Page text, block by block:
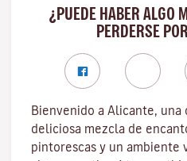
¿PUEDE HABER ALGO
PERDERSE
Bienvenido a Alicante,
deliciosa mezcla de
pintorescas y un ambiente